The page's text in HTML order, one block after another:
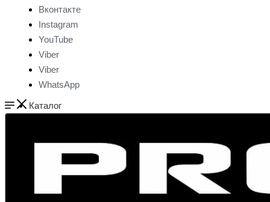
Вконтакте
Instagram
YouTube
Viber
Viber
WhatsApp
Каталог